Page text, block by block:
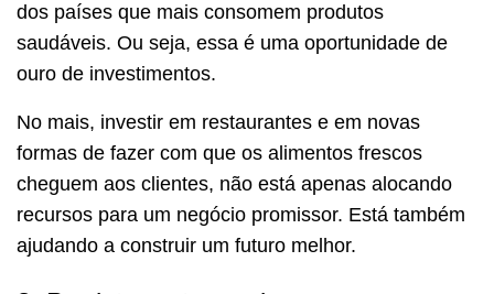
dos países que mais consomem produtos
saudáveis. Ou seja, essa é uma oportunidade de
ouro de investimentos.
No mais, investir em restaurantes e em novas
formas de fazer com que os alimentos frescos
cheguem aos clientes, não está apenas alocando
recursos para um negócio promissor. Está também
ajudando a construir um futuro melhor.